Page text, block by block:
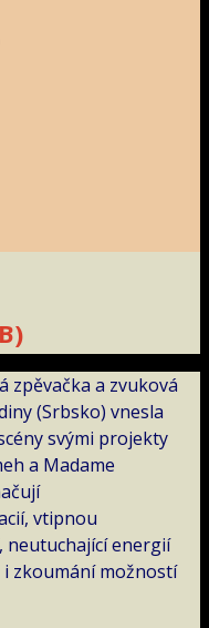
zpěvačka a zvuková
(Srbsko) vnesla
svými projekty
a Madame
vtipnou
neutuchající energií
zkoumání možností